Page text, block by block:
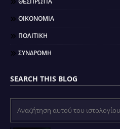
ΟΙΚΟΝΟΜΙΑ
ΠΟΛΙΤΙΚΗ
ΣΥΝΔΡΟΜΗ
SEARCH THIS BLOG